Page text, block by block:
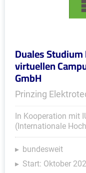
Duales
virtuellen
GmbH
Prinzing
In Kooperation mit
(Internationale
bundesweit
Start: Oktober